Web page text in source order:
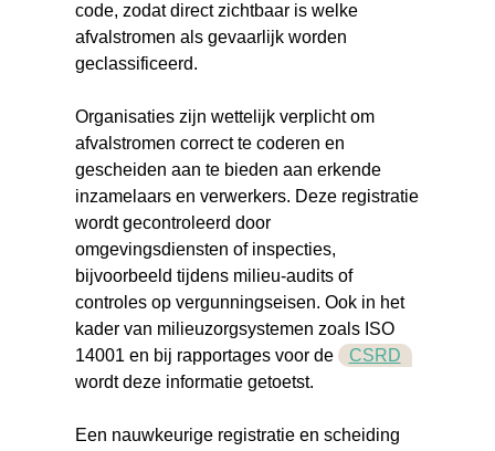
code, zodat direct zichtbaar is welke
afvalstromen als gevaarlijk worden
geclassificeerd.
Organisaties zijn wettelijk verplicht om
afvalstromen correct te coderen en
gescheiden aan te bieden aan erkende
inzamelaars en verwerkers. Deze registratie
wordt gecontroleerd door
omgevingsdiensten of inspecties,
bijvoorbeeld tijdens milieu-audits of
controles op vergunningseisen. Ook in het
kader van milieuzorgsystemen zoals ISO
14001 en bij rapportages voor de
CSRD
wordt deze informatie getoetst.
Een nauwkeurige registratie en scheiding